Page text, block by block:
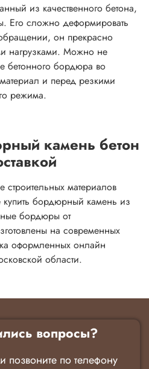
из качественного бетона,
Его сложно деформировать
он прекрасно
нагрузками. Можно не
бетонного бордюра во
и перед резкими
режима.
камень бетон
строительных материалов
бордюрный камень из
бордюры от
на современных
оформленных онлайн
области.
вопросы?
позвоните по телефону